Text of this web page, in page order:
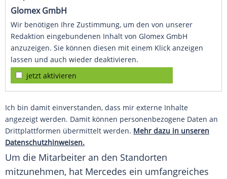
Glomex GmbH
Wir benötigen Ihre Zustimmung, um den von unserer
Redaktion eingebundenen Inhalt von Glomex GmbH
anzuzeigen. Sie können diesen mit einem Klick anzeigen
lassen und auch wieder deaktivieren.
jetzt aktivieren
Ich bin damit einverstanden, dass mir externe Inhalte
angezeigt werden. Damit können personenbezogene Daten an
Drittplattformen übermittelt werden. Mehr dazu in unseren
Datenschutzhinweisen.
Um die Mitarbeiter an den Standorten
mitzunehmen, hat Mercedes ein umfangreiches